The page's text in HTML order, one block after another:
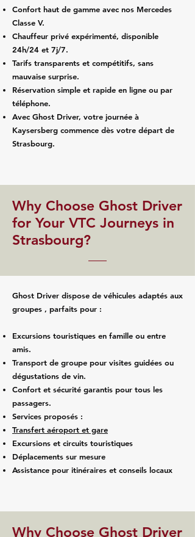
Confort haut de gamme avec nos Mercedes
Classe V.
Chauffeur privé expérimenté, disponible
24h/24 et 7j/7.
Tarifs transparents et compétitifs, sans
mauvaise surprise.
Réservation simple et rapide en ligne ou par
téléphone.
Avec Ghost Driver, votre journée à
Kaysersberg commence dès votre départ de
Strasbourg.
​Why Choose Ghost Driver
for Your VTC Journeys in
Strasbourg?
Ghost Driver dispose de véhicules adaptés aux
groupes , parfaits pour :
Excursions touristiques en famille ou entre
amis.
Transport de groupe pour visites guidées ou
dégustations de vin.
Confort et sécurité garantis pour tous les
passagers.
Services proposés :
Transfert aéroport et gare
Excursions et circuits touristiques
Déplacements sur mesure
Assistance pour itinéraires et conseils locaux
​Why Choose Ghost Driver